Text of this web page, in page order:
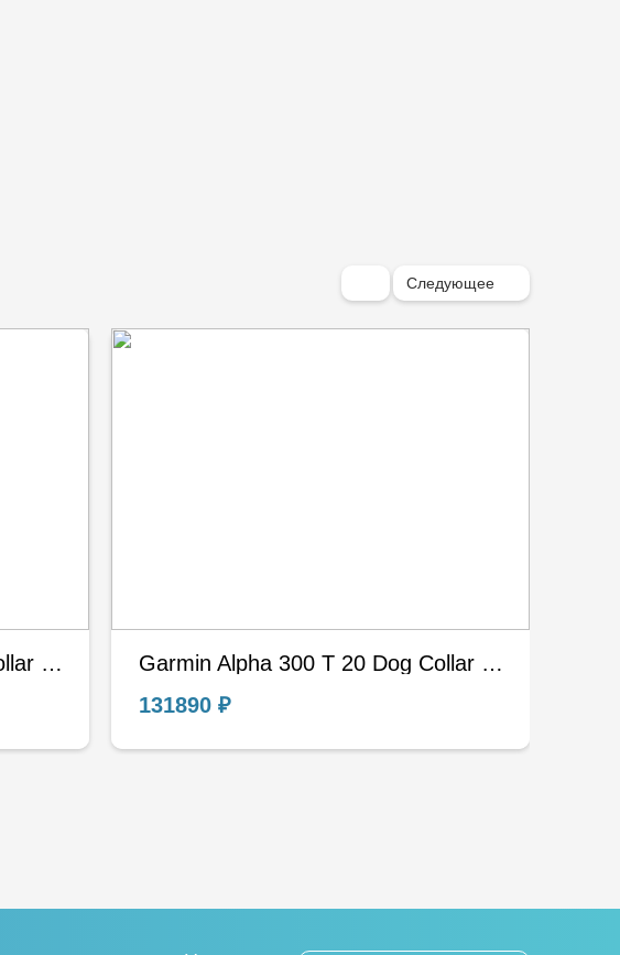
Следующее
Garmin Alpha 300 T 20 Dog Collar EURO EU Nordic Европа Евро Охотничий навигатор
Garmin Alpha 300 T 20 Dog Collar EURO EU Nordic Европа Евро Охотничий навигатор
131890 ₽